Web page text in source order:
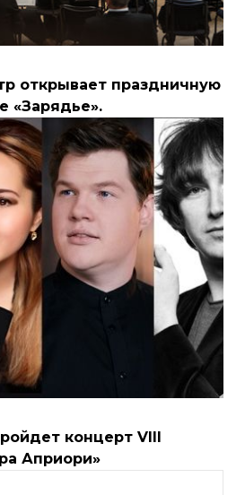
открывает праздничную
«Зарядье».
концерт VIII
Априори»